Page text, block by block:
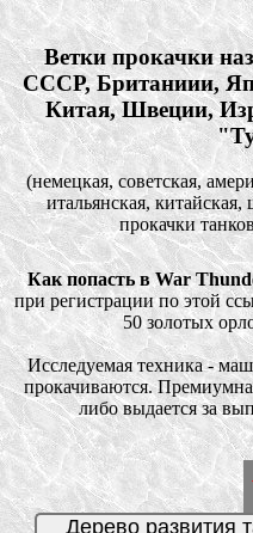
Ветки прокачки
СССР, Британиии,
Китая, Швеции,
(немецкая, советская,
итальянская,
прокачки
Как попасть в War
при регистрации по этой
50 золотых
Исследуемая техника -
прокачиваются.
либо выдается за